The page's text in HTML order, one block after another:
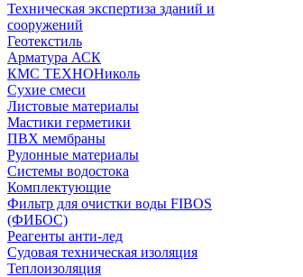
Техническая экспертиза зданий и
сооружений
Геотекстиль
Арматура АСК
КМС ТЕХНОНиколь
Сухие смеси
Листовые материалы
Мастики герметики
ПВХ мембраны
Рулонные материалы
Системы водостока
Комплектующие
Фильтр для очистки воды FIBOS
(ФИБОС)
Реагенты анти-лед
Судовая техническая изоляция
Теплоизоляция